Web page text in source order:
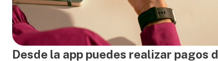
Desde la app puedes realizar pagos